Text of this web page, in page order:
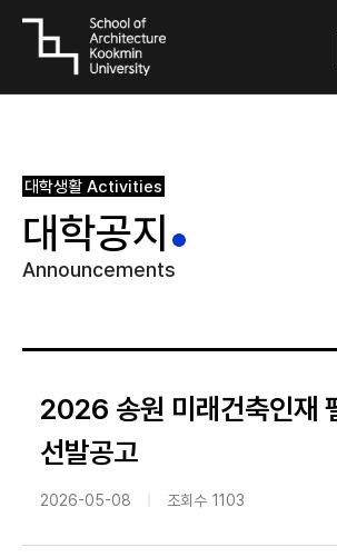
대학생활 Activities
대학공지
Announcements
2026 송원 미래건축인재
선발공고
2026-05-08 조회수 1103